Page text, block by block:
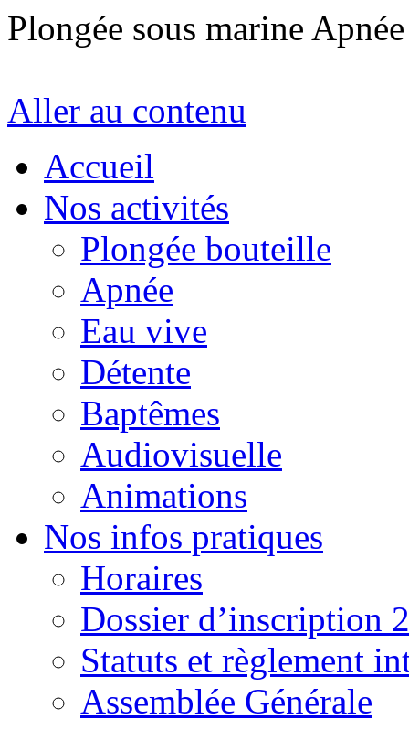
Plongée sous marine
Aller au contenu
Accueil
Nos activités
Plongée bouteille
Apnée
Eau vive
Détente
Baptêmes
Audiovisuelle
Animations
Nos infos pratiques
Horaires
Dossier d’inscription
Statuts et règlement
Assemblée Générale